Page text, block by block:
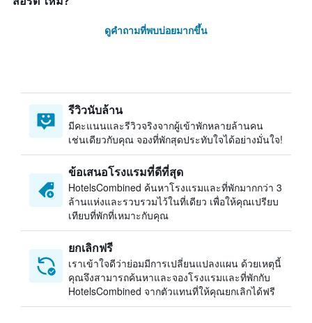
ดูคำถามที่พบบ่อยมากขึ้น
รีวิวนับล้าน
มีคะแนนและรีวิวจริงจากผู้เข้าพักหลายล้านคน
เช่นเดียวกับคุณ จองที่พักสุดประทับใจได้อย่างมั่นใจ!
ข้อเสนอโรงแรมที่ดีที่สุด
HotelsCombined ค้นหาโรงแรมและที่พักมากกว่า 3
ล้านแห่งและรวบรวมไว้ในที่เดียว เพื่อให้คุณเปรียบ
เทียบที่พักที่เหมาะกับคุณ
ยกเลิกฟรี
เราเข้าใจดีว่าย่อมมีการเปลี่ยนแปลงแผน ด้วยเหตุนี้
คุณจึงสามารถค้นหาและจองโรงแรมและที่พักกับ
HotelsCombined จากตัวแทนที่ให้คุณยกเลิกได้ฟรี